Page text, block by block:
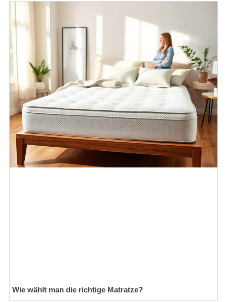
Wie wählt man die richtige Matratze?